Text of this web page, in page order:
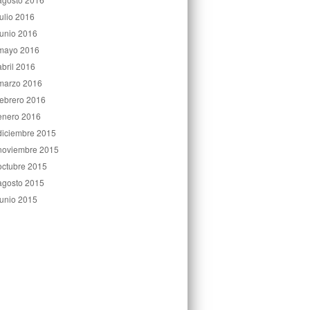
2016
2016
2016
2016
2016
2016
2016
2015
2015
2015
2015
2015